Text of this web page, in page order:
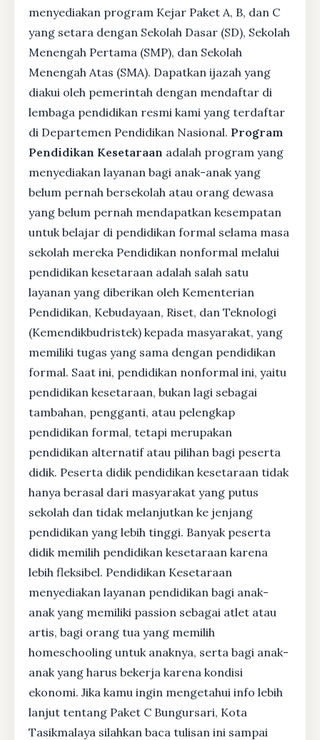
menyediakan program Kejar Paket A, B, dan C
yang setara dengan Sekolah Dasar (SD), Sekolah
Menengah Pertama (SMP), dan Sekolah
Menengah Atas (SMA). Dapatkan ijazah yang
diakui oleh pemerintah dengan mendaftar di
lembaga pendidikan resmi kami yang terdaftar
di Departemen Pendidikan Nasional. Program
Pendidikan Kesetaraan adalah program yang
menyediakan layanan bagi anak-anak yang
belum pernah bersekolah atau orang dewasa
yang belum pernah mendapatkan kesempatan
untuk belajar di pendidikan formal selama masa
sekolah mereka Pendidikan nonformal melalui
pendidikan kesetaraan adalah salah satu
layanan yang diberikan oleh Kementerian
Pendidikan, Kebudayaan, Riset, dan Teknologi
(Kemendikbudristek) kepada masyarakat, yang
memiliki tugas yang sama dengan pendidikan
formal. Saat ini, pendidikan nonformal ini, yaitu
pendidikan kesetaraan, bukan lagi sebagai
tambahan, pengganti, atau pelengkap
pendidikan formal, tetapi merupakan
pendidikan alternatif atau pilihan bagi peserta
didik. Peserta didik pendidikan kesetaraan tidak
hanya berasal dari masyarakat yang putus
sekolah dan tidak melanjutkan ke jenjang
pendidikan yang lebih tinggi. Banyak peserta
didik memilih pendidikan kesetaraan karena
lebih fleksibel. Pendidikan Kesetaraan
menyediakan layanan pendidikan bagi anak-
anak yang memiliki passion sebagai atlet atau
artis, bagi orang tua yang memilih
homeschooling untuk anaknya, serta bagi anak-
anak yang harus bekerja karena kondisi
ekonomi. Jika kamu ingin mengetahui info lebih
lanjut tentang Paket C Bungursari, Kota
Tasikmalaya silahkan baca tulisan ini sampai